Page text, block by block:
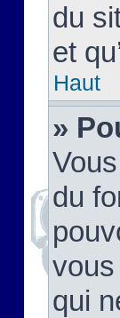
du
et
Haut
»
du
qui